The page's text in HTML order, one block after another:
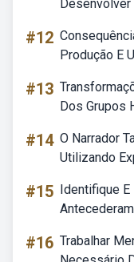
#12
Produção E
#13
Dos Grupos
#14 O Narrador
Utilizando
#15 Identifique
#16 Trabalhar